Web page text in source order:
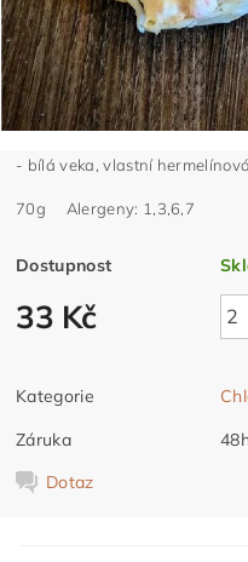
- bílá veka, vlastní
70g Alergeny: 1,3,6,7
Dostupnost
33 Kč
Kategorie
Záruka
Dotaz